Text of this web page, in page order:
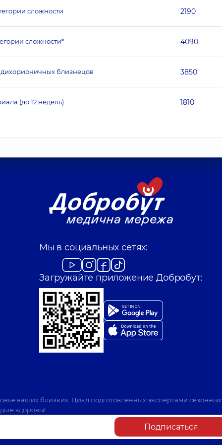
сложности 2190
сложности* 4090
дихорионичных близнецов 3850
(до 12 недель) 1810
Мы в социальных сетях:
Загружайте приложение Добробут:
ваших близких. Цикл подготовленных экспертами сезонных
здоровы!
Подписаться